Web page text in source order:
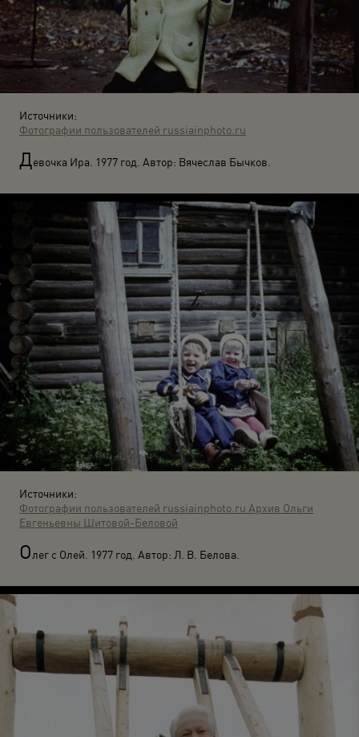
Источники:
Фотографии пользователей russiainphoto.ru
Девочка Ира. 1977 год. Автор: Вячеслав Бычков.
Источники:
Фотографии пользователей russiainphoto.ru Архив Ольги
Евгеньевны Шитовой-Беловой
Олег с Олей. 1977 год. Автор: Л. В. Белова.